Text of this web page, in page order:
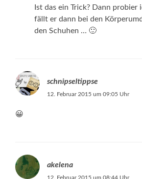
Ist das ein Trick? Dann probier
fällt er dann bei den
den Schuhen … 🙂
schnipseltippse
12. Februar 2015 um 09:05 Uhr
😀
akelena
12. Februar 2015 um 08:44 Uhr